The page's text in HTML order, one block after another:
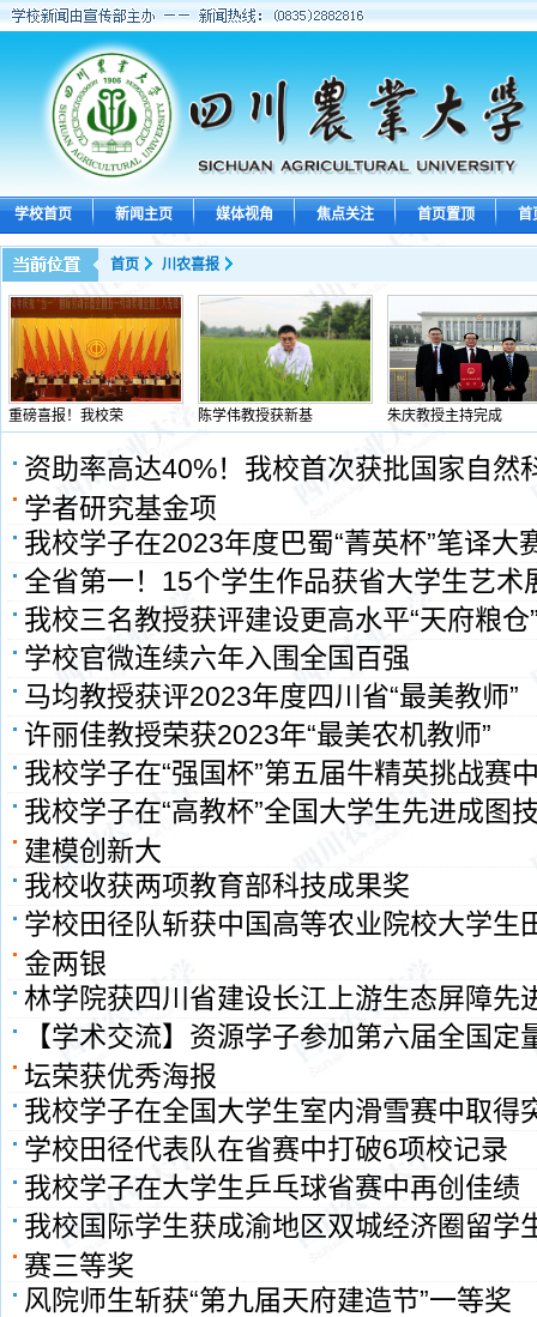
学校首页 新闻主页 媒体视角 焦点关注 首页置顶 首
首页 川农喜报
重磅喜报！我校荣 陈学伟教授获新基 朱庆教授主持完成
资助率高达40%！我校首次获批国家自然
学者研究基金项
我校学子在2023年度巴蜀“菁英杯”笔译大
全省第一！15个学生作品获省大学生艺术
我校三名教授获评建设更高水平“天府粮仓
学校官微连续六年入围全国百强
马均教授获评2023年度四川省“最美教师”
许丽佳教授荣获2023年“最美农机教师”
我校学子在“强国杯”第五届牛精英挑战赛
我校学子在“高教杯”全国大学生先进成图
建模创新大
我校收​‍获两项教育部科技成果奖
学校田径队斩获中国高等农业院校大学生
金两银
林学院获四川省建设长江上游生态屏障先
【学术交流】资源学子参加第六届全国定
坛荣获优秀海报
我校学子在全国大学生室内滑雪赛中取得
学校田径代表队在省赛中打破6项校记录
我校学子在大学生乒乓球省赛中再创佳绩
我校国际学生获成渝地区双城经济圈留学
赛三等奖
风院师生斩获“第九届天府建造节”一等奖